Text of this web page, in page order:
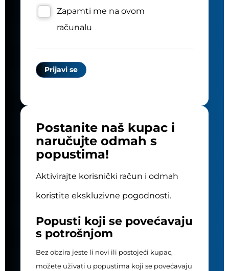
Zapamti me na ovom
računalu
Postanite naš kupac i
naručujte odmah s
popustima!
Aktivirajte korisnički račun i odmah
koristite ekskluzivne pogodnosti.
Popusti koji se povećavaju
s potrošnjom
Bez obzira jeste li novi ili postojeći kupac,
možete uživati u popustima koji se povećavaju